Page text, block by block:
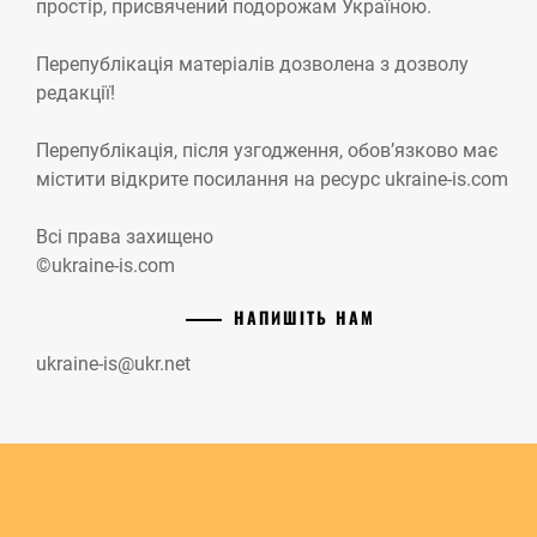
простір, присвячений подорожам Україною.
Перепублікація матеріалів дозволена з дозволу
редакції!
Перепублікація, після узгодження, обов’язково має
містити відкрите посилання на ресурс ukraine-is.com
Всі права захищено
©ukraine-is.com
НАПИШІТЬ НАМ
ukraine-is@ukr.net